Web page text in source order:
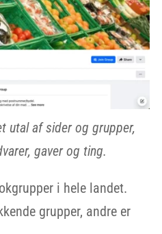
utal af sider og grupper,
gaver og ting.
i hele landet.
grupper, andre er